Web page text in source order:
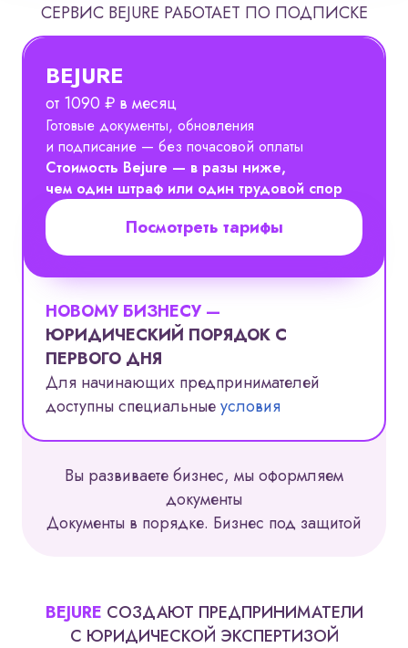
СЕРВИС BEJURE РАБОТАЕТ ПО ПОДПИСКЕ
BEJURE
от 1090 ₽ в месяц
Готовые документы, обновления
и подписание — без почасовой оплаты
Стоимость Bejure — в разы ниже,
чем один штраф или один трудовой спор
Посмотреть тарифы
НОВОМУ БИЗНЕСУ —
ЮРИДИЧЕСКИЙ ПОРЯДОК С
ПЕРВОГО ДНЯ
Для начинающих предпринимателей
доступны специальныеусловия
Вы развиваете бизнес, мы оформляем
документы
Документы в порядке. Бизнес под защитой
BEJURE СОЗДАЮТ ПРЕДПРИНИМАТЕЛИ
С ЮРИДИЧЕСКОЙ ЭКСПЕРТИЗОЙ